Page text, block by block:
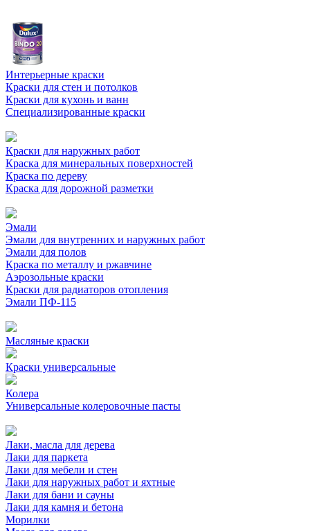
Интерьерные краски
Краски для стен и потолков
Краски для кухонь и ванн
Специализированные краски
Краски для наружных работ
Краска для минеральных поверхностей
Краска по дереву
Краска для дорожной разметки
Эмали
Эмали для внутренних и наружных работ
Эмали для полов
Краска по металлу и ржавчине
Аэрозольные краски
Краски для радиаторов отопления
Эмали ПФ-115
Масляные краски
Краски универсальные
Колера
Универсальные колеровочные пасты
Лаки, масла для дерева
Лаки для паркета
Лаки для мебели и стен
Лаки для наружных работ и яхтные
Лаки для бани и сауны
Лаки для камня и бетона
Морилки